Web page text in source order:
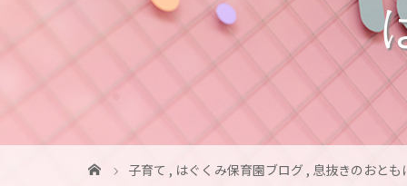
子育て , はぐくみ保育園ブログ , 息抜きのおとも